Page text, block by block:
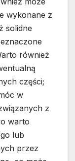
wykonane z
solidne
również
części;
w
z
warto
lub
przez